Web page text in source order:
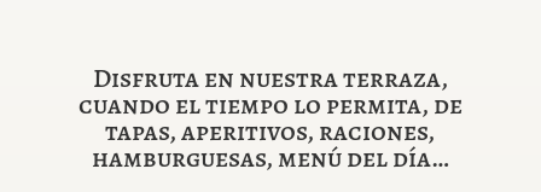
Disfruta en nuestra terraza,
cuando el tiempo lo permita, de
tapas, aperitivos, raciones,
hamburguesas, menú del día…